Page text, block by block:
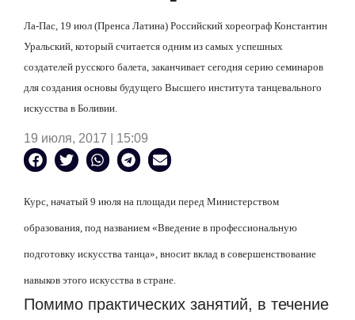
Ла-Пас, 19 июл (Пренса Латина) Российский хореограф Константин
Уральский, который считается одним из самых успешных
создателей русского балета, заканчивает сегодня серию семинаров
для создания основы будущего Высшего института танцевального
искусства в Боливии.
19 июля, 2017 | 15:09
Курс, начатый 9 июля на площади перед Министерством
образования, под названием «Введение в профессиональную
подготовку искусства танца», вносит вклад в совершенствование
навыков этого искусства в стране.
Помимо практических занятий, в течение